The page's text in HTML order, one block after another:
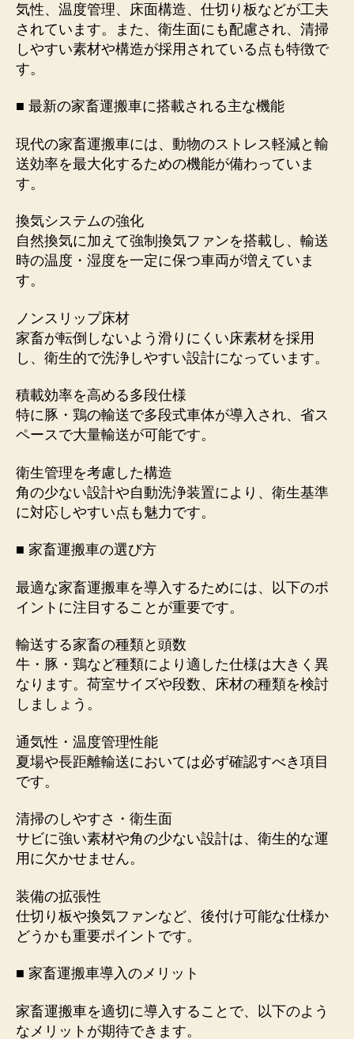
安
全・
衛
率
実
現
最
新
車
両
へ
の
気性、温度管理、床面構造、仕切り板などが工夫
されています。また、衛生面にも配慮され、清掃
しやすい素材や構造が採用されている点も特徴で
す。
■ 最新の家畜運搬車に搭載される主な機能
現代の家畜運搬車には、動物のストレス軽減と輸
送効率を最大化するための機能が備わっていま
す。
換気システムの強化
自然換気に加えて強制換気ファンを搭載し、輸送
時の温度・湿度を一定に保つ車両が増えていま
す。
ノンスリップ床材
家畜が転倒しないよう滑りにくい床素材を採用
し、衛生的で洗浄しやすい設計になっています。
積載効率を高める多段仕様
特に豚・鶏の輸送で多段式車体が導入され、省ス
ペースで大量輸送が可能です。
衛生管理を考慮した構造
角の少ない設計や自動洗浄装置により、衛生基準
に対応しやすい点も魅力です。
■ 家畜運搬車の選び方
最適な家畜運搬車を導入するためには、以下のポ
イントに注目することが重要です。
輸送する家畜の種類と頭数
牛・豚・鶏など種類により適した仕様は大きく異
なります。荷室サイズや段数、床材の種類を検討
しましょう。
通気性・温度管理性能
夏場や長距離輸送においては必ず確認すべき項目
です。
清掃のしやすさ・衛生面
サビに強い素材や角の少ない設計は、衛生的な運
用に欠かせません。
装備の拡張性
仕切り板や換気ファンなど、後付け可能な仕様か
どうかも重要ポイントです。
■ 家畜運搬車導入のメリット
家畜運搬車を適切に導入することで、以下のよう
なメリットが期待できます。